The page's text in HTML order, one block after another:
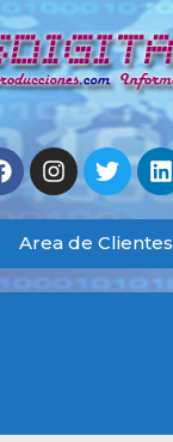
Area de Clientes